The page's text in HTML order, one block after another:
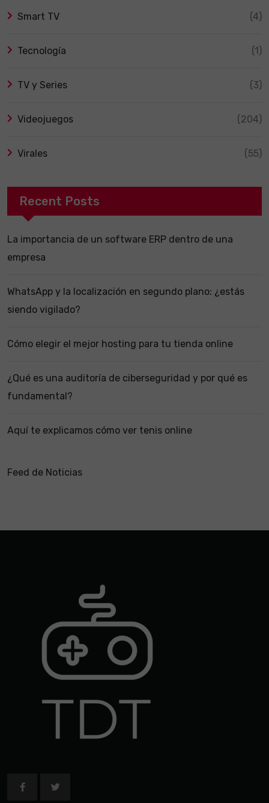
Smart TV (4)
Tecnología (1)
TV y Series (3)
Videojuegos (204)
Virales (55)
Recent Posts
La importancia de un software ERP dentro de una
empresa
WhatsApp y la localización en segundo plano: ¿estás
siendo vigilado?
Cómo elegir el mejor hosting para tu tienda online
¿Qué es una auditoría de ciberseguridad y por qué es
fundamental?
Aquí te explicamos cómo ver tenis online
Feed de Noticias